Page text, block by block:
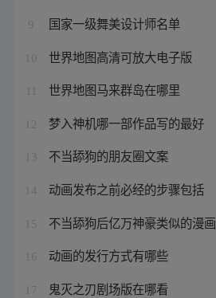
9 国家一级舞美设计师名单
10 世界地图高清可放大电子版
世界地图马来群岛在哪里
12 梦入神机哪一部作品写的最好
13 不当舔狗的朋友圈文案
14 动画发布之前必经的步骤包括
15 不当舔狗后亿万神豪类似的漫画
16 动画的发行方式有哪些
17 鬼灭之刃剧场版在哪看